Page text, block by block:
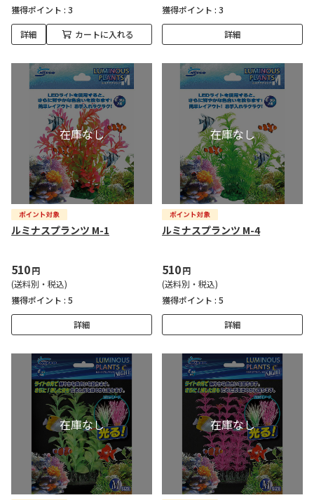
獲得ポイント : 3
詳細 カートに入れる
獲得ポイント : 3
詳細
ルミナスプランツ M-1
510円
(送料別・税込)
獲得ポイント : 5
詳細
ルミナスプランツ M-4
510円
(送料別・税込)
獲得ポイント : 5
詳細